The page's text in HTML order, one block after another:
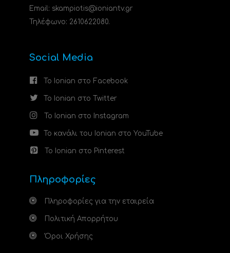
Email: skampiotis@ioniantv.gr
Τηλέφωνο: 2610622080.
Social Media
Το Ionian στο Facebook
Το Ionian στο Twitter
Το Ionian στο Instagram
Το κανάλι του Ionian στο YouTube
Το Ionian στο Pinterest
Πληροφορίες
Πληροφορίες για την εταιρεία
Πολιτική Απορρήτου
Όροι Χρήσης